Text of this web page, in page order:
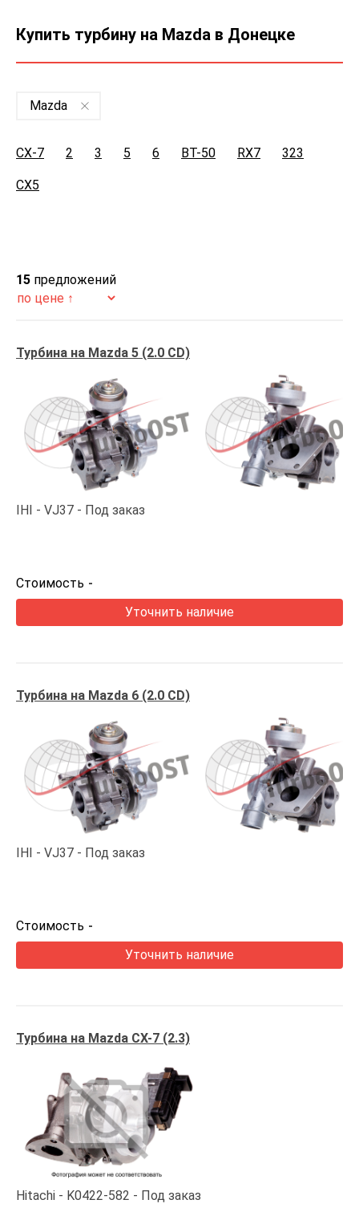
Купить турбину на Mazda в Донецке
Mazda
CX-7 2 3 5 6 BT-50 RX7 323
CX5
15 предложений
Турбина на Mazda 5 (2.0 CD)
IHI VJ37 Под заказ
Стоимость -
Уточнить наличие
Турбина на Mazda 6 (2.0 CD)
IHI VJ37 Под заказ
Стоимость -
Уточнить наличие
Турбина на Mazda CX-7 (2.3)
Hitachi K0422-582 Под заказ